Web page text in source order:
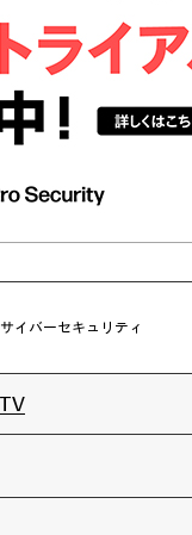
イバーセキュリティ